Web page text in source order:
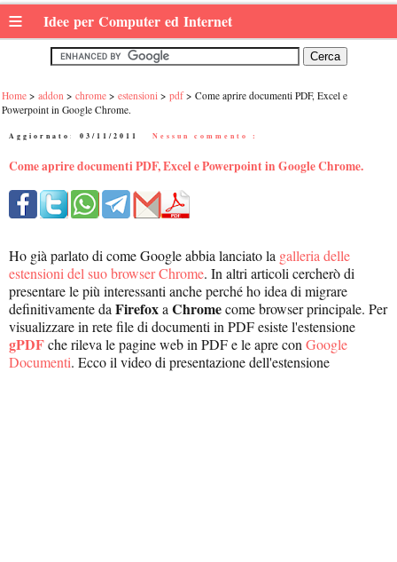
≡ Idee per Computer ed Internet
Home addon chrome estensioni pdf
Come aprire documenti PDF, Excel e
Powerpoint in Google Chrome.
Aggiornato: 03/11/2011 Nessun commento :
Come aprire documenti PDF, Excel e Powerpoint in Google Chrome.
Ho già parlato di come Google abbia lanciato la galleria delle
estensioni del suo browser Chrome. In altri articoli cercherò di
presentare le più interessanti anche perché ho idea di migrare
definitivamente daFirefoxaChromecome browser principale. Per
visualizzare in rete file di documenti in PDF esiste l'estensione
gPDFche rileva le pagine web in PDF e le apre conGoogle
Documenti. Ecco il video di presentazione dell'estensione